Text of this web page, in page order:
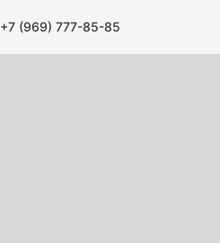
+7 (969) 777-85-85